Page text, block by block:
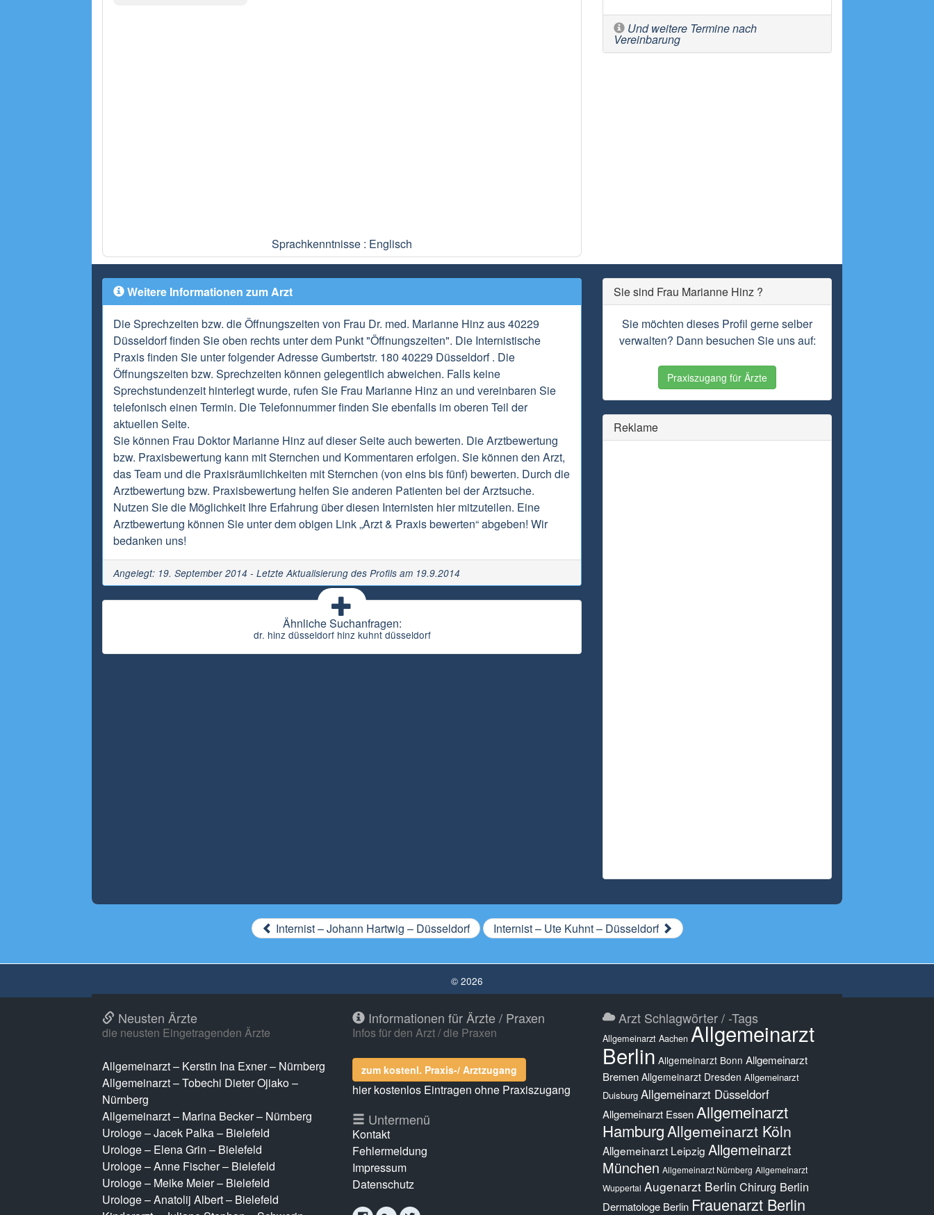
Sprachkenntnisse : Englisch
Und weitere Termine nach
Vereinbarung
Weitere Informationen zum Arzt
Die Sprechzeiten bzw. die Öffnungszeiten von Frau Dr. med. Marianne Hinz aus 40229
Düsseldorf finden Sie oben rechts unter dem Punkt "Öffnungszeiten". Die Internistische
Praxis finden Sie unter folgender Adresse Gumbertstr. 180 40229 Düsseldorf . Die
Öffnungszeiten bzw. Sprechzeiten können gelegentlich abweichen. Falls keine
Sprechstundenzeit hinterlegt wurde, rufen Sie Frau Marianne Hinz an und vereinbaren Sie
telefonisch einen Termin. Die Telefonnummer finden Sie ebenfalls im oberen Teil der
aktuellen Seite.
Sie können Frau Doktor Marianne Hinz auf dieser Seite auch bewerten. Die Arztbewertung
bzw. Praxisbewertung kann mit Sternchen und Kommentaren erfolgen. Sie können den Arzt,
das Team und die Praxisräumlichkeiten mit Sternchen (von eins bis fünf) bewerten. Durch die
Arztbewertung bzw. Praxisbewertung helfen Sie anderen Patienten bei der Arztsuche.
Nutzen Sie die Möglichkeit Ihre Erfahrung über diesen Internisten hier mitzuteilen. Eine
Arztbewertung können Sie unter dem obigen Link „Arzt & Praxis bewerten“ abgeben! Wir
bedanken uns!
Angelegt: 19. September 2014 - Letzte Aktualisierung des Profils am 19.9.2014
Ähnliche Suchanfragen:
dr. hinz düsseldorf hinz kuhnt düsseldorf
Sie sind Frau Marianne Hinz ?
Sie möchten dieses Profil gerne selber
verwalten? Dann besuchen Sie uns auf:
Praxiszugang für Ärzte
Reklame
Internist – Johann Hartwig – Düsseldorf Internist – Ute Kuhnt – Düsseldorf
© 2026
Neusten Ärzte
die neusten Eingetragenden Ärzte
Allgemeinarzt – Kerstin Ina Exner – Nürnberg
Allgemeinarzt – Tobechi Dieter Ojiako –
Nürnberg
Allgemeinarzt – Marina Becker – Nürnberg
Urologe – Jacek Palka – Bielefeld
Urologe – Elena Grin – Bielefeld
Urologe – Anne Fischer – Bielefeld
Urologe – Meike Meier – Bielefeld
Urologe – Anatolij Albert – Bielefeld
Informationen für Ärzte / Praxen
Infos für den Arzt / die Praxen
zum kostenl. Praxis-/ Arztzugang
hier kostenlos Eintragen ohne Praxiszugang
Untermenü
Kontakt
Fehlermeldung
Impressum
Datenschutz
Arzt Schlagwörter / -Tags
Allgemeinarzt Aachen Allgemeinarzt
Berlin Allgemeinarzt Bonn Allgemeinarzt
Bremen Allgemeinarzt Dresden Allgemeinarzt
Duisburg Allgemeinarzt Düsseldorf
Allgemeinarzt Essen Allgemeinarzt
HamburgAllgemeinarzt Köln
Allgemeinarzt Leipzig Allgemeinarzt
München Allgemeinarzt Nürnberg Allgemeinarzt
Wuppertal Augenarzt Berlin Chirurg Berlin
Dermatologe Berlin Frauenarzt Berlin